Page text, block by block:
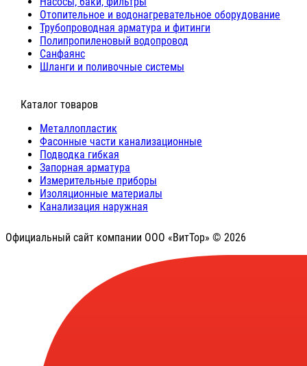
Отопительное и водонагревательное оборудование
Трубопроводная арматура и фитинги
Полипропиленовый водопровод
Санфаянс
Шланги и поливочные системы
⠀Каталог товаров
Металлопластик
Фасонные части канализационные
Подводка гибкая
Запорная арматура
Измерительные приборы
Изоляционные материалы
Канализация наружная
Официальный сайт компании ООО «ВитТор» © 2026